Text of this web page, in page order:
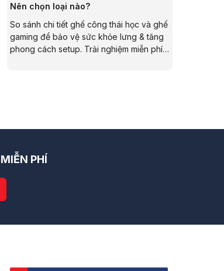
Nên chọn loại nào?
So sánh chi tiết ghế công thái học và ghế
gaming để bảo vệ sức khỏe lưng & tăng
phong cách setup. Trải nghiệm miễn phí
PHÍ